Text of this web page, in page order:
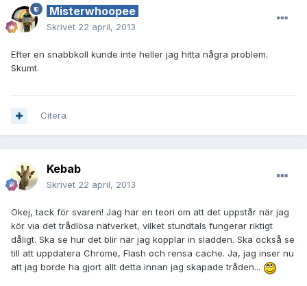
Misterwhoopee
Skrivet 22 april, 2013
Efter en snabbkoll kunde inte heller jag hitta några problem.
Skumt.
Citera
Kebab
Skrivet 22 april, 2013
Okej, tack för svaren! Jag har en teori om att det uppstår när jag
kör via det trådlösa nätverket, vilket stundtals fungerar riktigt
dåligt. Ska se hur det blir när jag kopplar in sladden. Ska också se
till att uppdatera Chrome, Flash och rensa cache. Ja, jag inser nu
att jag borde ha gjort allt detta innan jag skapade tråden...